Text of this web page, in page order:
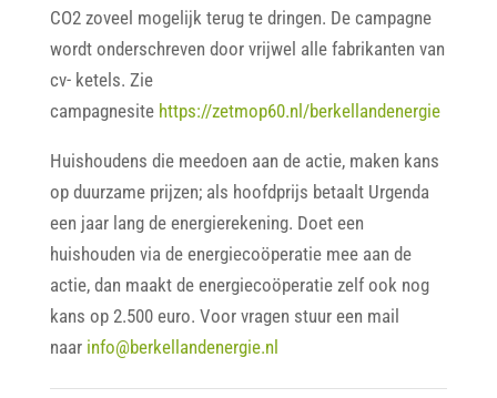
CO2 zoveel mogelijk terug te dringen. De campagne
wordt onderschreven door vrijwel alle fabrikanten van
cv- ketels. Zie
campagnesite https://zetmop60.nl/berkellandenergie
Huishoudens die meedoen aan de actie, maken kans
op duurzame prijzen; als hoofdprijs betaalt Urgenda
een jaar lang de energierekening. Doet een
huishouden via de energiecoöperatie mee aan de
actie, dan maakt de energiecoöperatie zelf ook nog
kans op 2.500 euro. Voor vragen stuur een mail
naar info@berkellandenergie.nl